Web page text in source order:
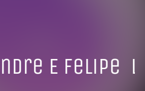
E Felipe